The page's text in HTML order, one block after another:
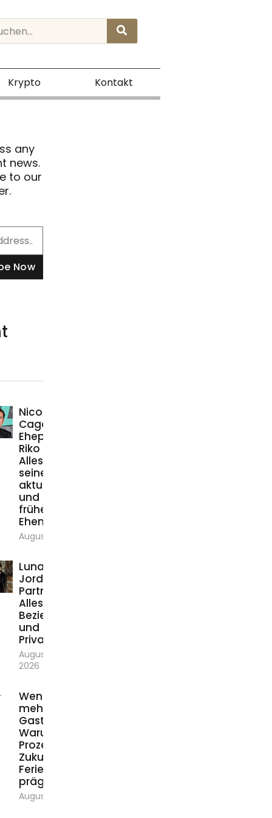
Krypto Kontakt
any
news.
to our
Now
Nicolas
Cage
Ehepartnerin
Riko Shibata:
Alles über
seine
aktuelle Frau
und
früheren
Ehen
August 6, 2026
Luna
Jordan
Partnerin:
Alles über
Beziehung
und
Privatleben
August 6,
2026
Weniger Chaos,
mehr
Gastfreundschaft:
Warum einfache
Prozesse die
Zukunft der
Ferienvermietung
prägen
August 5, 2026